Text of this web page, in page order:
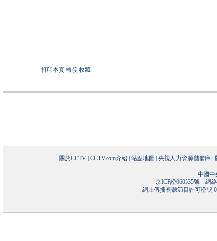
打印本頁 轉發 收藏
關於CCTV CCTV.com介紹 站點地圖 央視人力資源儲備庫
中國中
京ICP證060535號網絡
網上傳播視聽節目許可證號